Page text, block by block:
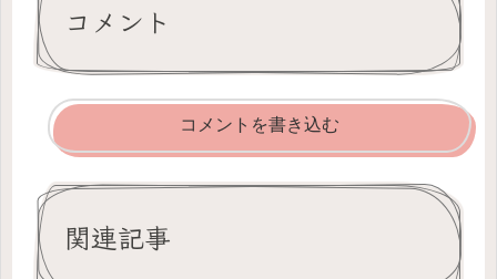
コメント
コメントを書き込む
関連記事